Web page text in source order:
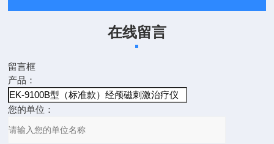
在线留言
留言框
产品：
您的单位：